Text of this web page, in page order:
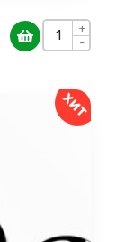
+
-
ХИТ